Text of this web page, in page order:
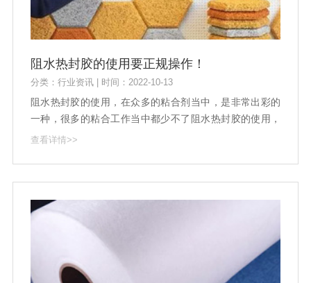
阻水热封胶的使用要正规操作！
分类：行业资讯 | 时间：2022-10-13
阻水热封胶的使用，在众多的粘合剂当中，是非常出彩的
一种，很多的粘合工作当中都少不了阻水热封胶的使用，
尤其是如今纸箱、纸袋、塑纸等包装的使用，就更加是给
查看详情>>